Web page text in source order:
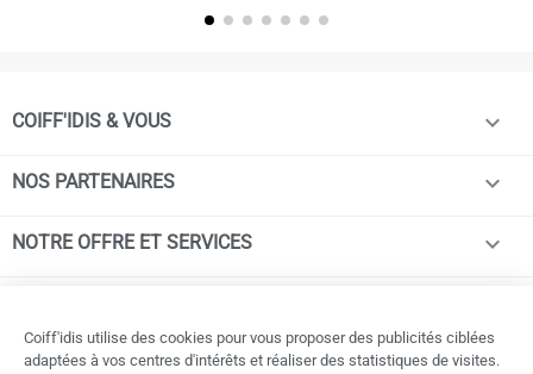
COIFF'IDIS & VOUS 
NOS PARTENAIRES 
NOTRE OFFRE ET SERVICES 
© COIFF'idis - 2026